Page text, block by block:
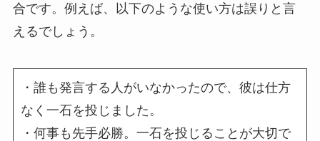
合です。例えば、以下のような使い方は誤りと言
えるでしょう。
・誰も発言する人がいなかったので、彼は仕方
なく一石を投じました。
・何事も先手必勝。一石を投じることが大切で